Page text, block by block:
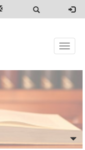
Toggle